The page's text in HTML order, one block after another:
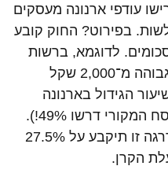
עודפי ארנונה מעסקים
בפירוט? החוק קובע
לדוגמא, ברשות
חזקה שבה הארנונה מעסקים גבוהה מ־2,000 שקל
לנפש, יופרש 28% משיעור הגידול בארנונה
באותה שנה (וזאת לאחר שבנוסח המקורי דרשו 49%!).
הקרן.